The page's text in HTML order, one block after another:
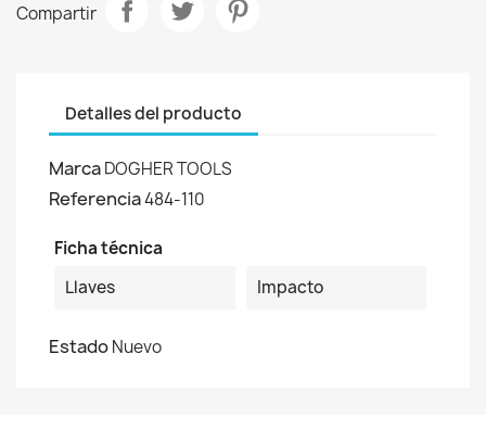
Compartir
Detalles del producto
MarcaDOGHER TOOLS
Referencia484-110
Ficha técnica
Llaves
Impacto
EstadoNuevo